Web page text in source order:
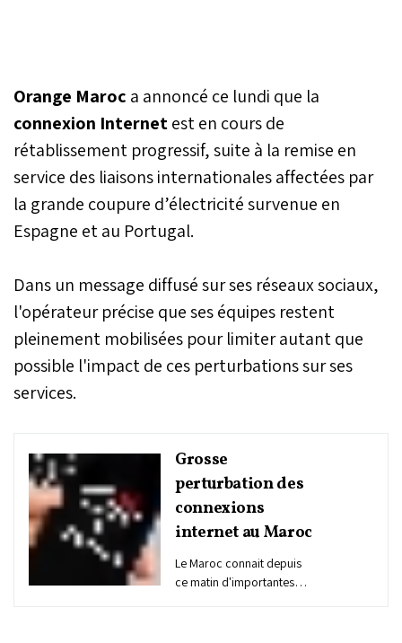
Orange Maroc a annoncé ce lundi que la
connexion Internetest en cours de
rétablissement progressif, suite à la remise en
service des liaisons internationales affectées par
la grande coupure d’électricité survenue en
Espagne et au Portugal.
Dans un message diffusé sur ses réseaux sociaux,
l'opérateur précise que ses équipes restent
pleinement mobilisées pour limiter autant que
possible l'impact de ces perturbations sur ses
services.
Grosse
perturbation des
connexions
internet au Maroc
Le Maroc connait depuis
ce matin d'importantes